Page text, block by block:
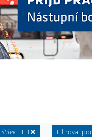
štítekHLB Filtrovat